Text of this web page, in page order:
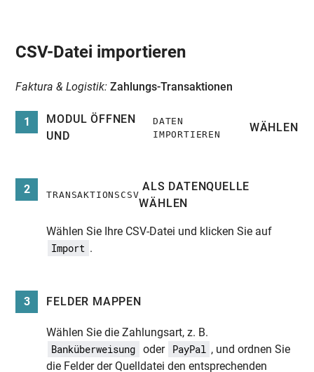
CSV-Datei importieren
Faktura & Logistik: Zahlungs-Transaktionen
1
MODUL ÖFFNEN
UND
DATEN
IMPORTIEREN
WÄHLEN
2 TRANSAKTIONSCSV
ALS DATENQUELLE
WÄHLEN
Wählen Sie Ihre CSV-Datei und klicken Sie auf
Import .
3 FELDER MAPPEN
Wählen Sie die Zahlungsart, z. B.
Banküberweisung oder PayPal , und ordnen Sie
die Felder der Quelldatei den entsprechenden